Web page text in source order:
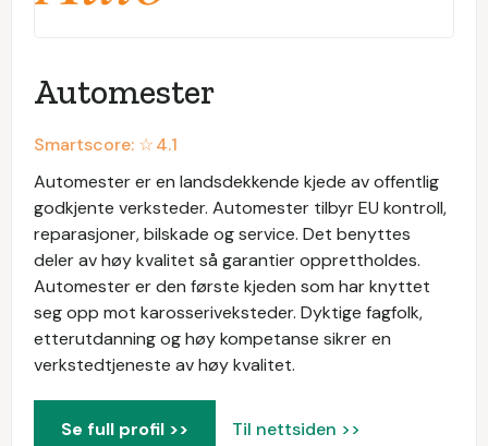
Automester
Smartscore: ☆4.1
Automester er en landsdekkende kjede av offentlig
godkjente verksteder. Automester tilbyr EU kontroll,
reparasjoner, bilskade og service. Det benyttes
deler av høy kvalitet så garantier opprettholdes.
Automester er den første kjeden som har knyttet
seg opp mot karosseriveksteder. Dyktige fagfolk,
etterutdanning og høy kompetanse sikrer en
verkstedtjeneste av høy kvalitet.
Se full profil >> Til nettsiden >>